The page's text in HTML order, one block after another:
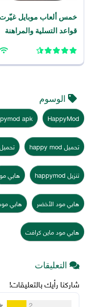
خمس ألعاب موبايل غيّرت
قواعد التسلية والمراهنة
الوسوم
HappyMod
apk
تحميل happy mod
تنزيل happymod هابي
هابي مود الأخضر هابي
هابي مود ماين كرافت
التعليقات
شاركنا رأيك بالتعليقات!